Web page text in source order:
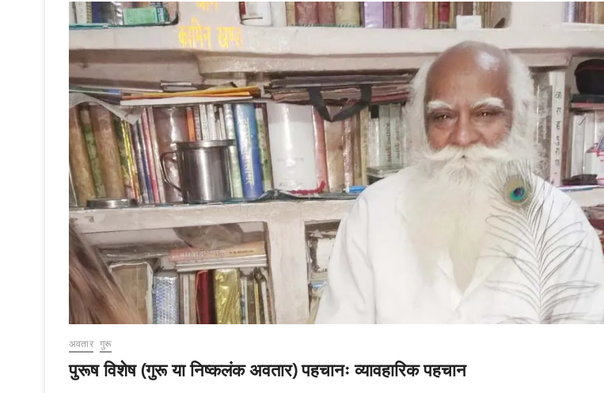
अवतार गुरू
पुरूष विशेष (गुरू या निष्कलंक अवतार) पहचानः व्यावहारिक पहचान